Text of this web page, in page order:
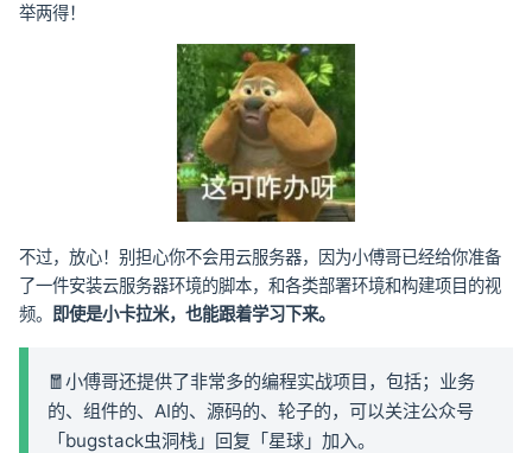
举两得！
不过，放心！别担心你不会用云服务器，因为小傅哥已经给你准备
了一件安装云服务器环境的脚本，和各类部署环境和构建项目的视
频。
即使是小卡拉米，也能跟着学习下来。
🧧小傅哥还提供了非常多的编程实战项目，包括；业务
的、组件的、AI的、源码的、轮子的，可以关注公众号
「bugstack虫洞栈」回复「星球」加入。